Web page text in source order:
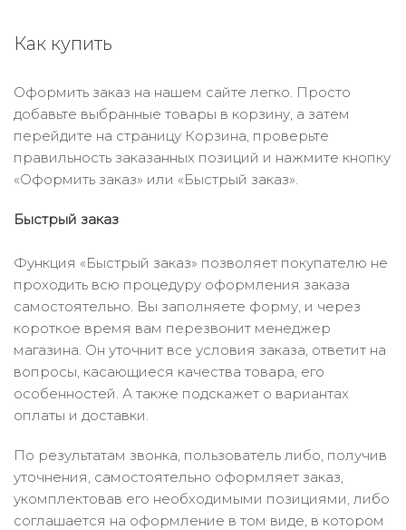
Как купить
Оформить заказ на нашем сайте легко. Просто
добавьте выбранные товары в корзину, а затем
перейдите на страницу Корзина, проверьте
правильность заказанных позиций и нажмите кнопку
«Оформить заказ» или «Быстрый заказ».
Быстрый заказ
Функция «Быстрый заказ» позволяет покупателю не
проходить всю процедуру оформления заказа
самостоятельно. Вы заполняете форму, и через
короткое время вам перезвонит менеджер
магазина. Он уточнит все условия заказа, ответит на
вопросы, касающиеся качества товара, его
особенностей. А также подскажет о вариантах
оплаты и доставки.
По результатам звонка, пользователь либо, получив
уточнения, самостоятельно оформляет заказ,
укомплектовав его необходимыми позициями, либо
соглашается на оформление в том виде, в котором